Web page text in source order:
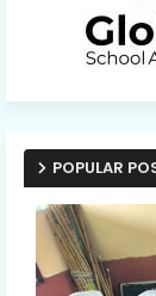
POPULAR